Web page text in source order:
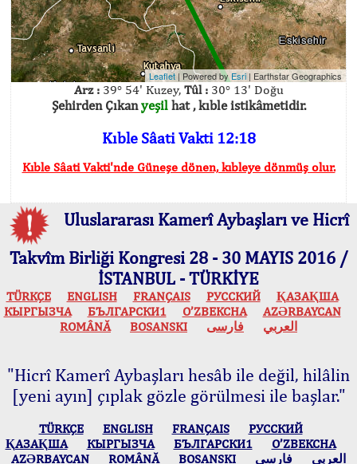
Leaflet| Powered byEsri| Earthstar Geographics
Arz :39° 54' Kuzey, Tûl :30° 13' Doğu
Şehirden Çıkanyeşilhat , kıble istikâmetidir.
Kıble Sâati Vakti 12:18
Kıble Sâati Vakti'nde Güneşe dönen, kıbleye dönmüş olur.
Uluslararası Kamerî Aybaşları ve Hicrî
Takvîm Birliği Kongresi 28 - 30 MAYIS 2016 /
İSTANBUL - TÜRKİYE
TÜRKÇE ENGLISH FRANÇAIS РУССКИЙ
ҚАЗАҚША
КЫPГЫЗЧA
БЪЛГАРСКИ1 O’ZBEKCHA
AZӘRBAYCAN
ROMÂNĂ
BOSANSKI العربي فارسی
"Hicrî Kamerî Aybaşları hesâb ile değil, hilâlin
[yeni ayın] çıplak gözle görülmesi ile başlar."
TÜRKÇE ENGLISH FRANÇAIS
РУССКИЙ
ҚАЗАҚША
КЫPГЫЗЧA БЪЛГАРСКИ1
O’ZBEKCHA
AZӘRBAYCAN
ROMÂNĂ BOSANSKI العربي فارسی